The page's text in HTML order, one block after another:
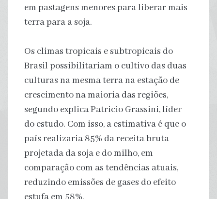
em pastagens menores para liberar mais
terra para a soja.
Os climas tropicais e subtropicais do
Brasil possibilitariam o cultivo das duas
culturas na mesma terra na estação de
crescimento na maioria das regiões,
segundo explica Patricio Grassini, líder
do estudo. Com isso, a estimativa é que o
país realizaria 85% da receita bruta
projetada da soja e do milho, em
comparação com as tendências atuais,
reduzindo emissões de gases do efeito